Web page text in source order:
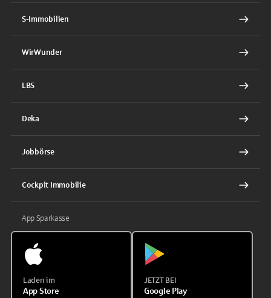
S-Immobilien
WirWunder
LBS
Deka
Jobbörse
Cockpit Immobilie
App Sparkasse
Laden im
App Store
JETZT BEI
Google Play